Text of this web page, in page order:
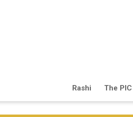
Rashi The PIC